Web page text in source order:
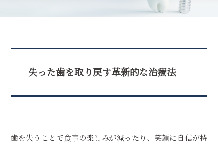
失った歯を取り戻す革新的な治療法
歯を失うことで食事の楽しみが減ったり、笑顔に自信が持